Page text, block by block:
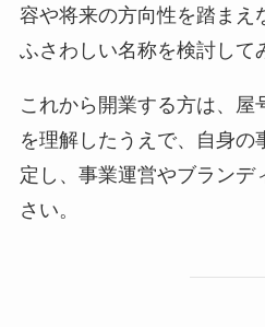
容や将来の方向性を踏まえ
ふさわしい名称を検討して
これから開業する方は、屋
を理解したうえで、自身の
定し、事業運営やブランデ
さい。